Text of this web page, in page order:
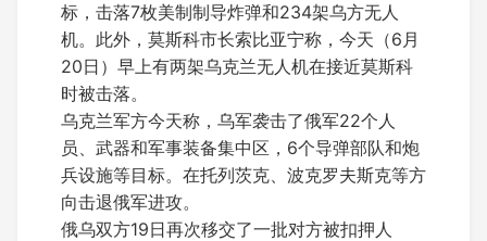
标，击落7枚美制制导炸弹和234架乌方无人
机。此外，莫斯科市长索比亚宁称，今天（6月
20日）早上有两架乌克兰无人机在接近莫斯科
时被击落。
乌克兰军方今天称，乌军袭击了俄军22个人
员、武器和军事装备集中区，6个导弹部队和炮
兵设施等目标。在托列茨克、波克罗夫斯克等方
向击退俄军进攻。
俄乌双方19日再次移交了一批对方被扣押人